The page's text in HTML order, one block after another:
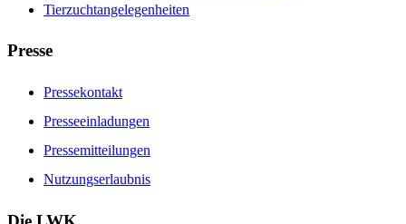
Tierzuchtangelegenheiten
Presse
Pressekontakt
Presseeinladungen
Pressemitteilungen
Nutzungserlaubnis